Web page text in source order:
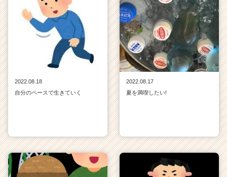
2022.08.18
自分のペースで生きていく
2022.08.17
夏を満喫したい!